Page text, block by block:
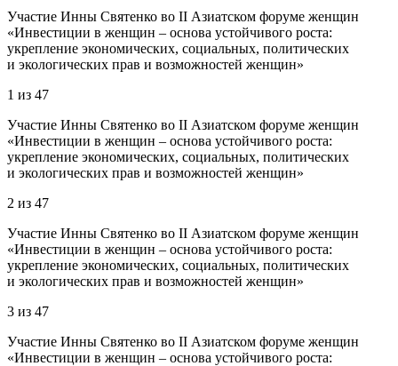
Участие Инны Святенко во II Азиатском форуме женщин
«Инвестиции в женщин – основа устойчивого роста:
укрепление экономических, социальных, политических
и экологических прав и возможностей женщин»
1 из 47
Участие Инны Святенко во II Азиатском форуме женщин
«Инвестиции в женщин – основа устойчивого роста:
укрепление экономических, социальных, политических
и экологических прав и возможностей женщин»
2 из 47
Участие Инны Святенко во II Азиатском форуме женщин
«Инвестиции в женщин – основа устойчивого роста:
укрепление экономических, социальных, политических
и экологических прав и возможностей женщин»
3 из 47
Участие Инны Святенко во II Азиатском форуме женщин
«Инвестиции в женщин – основа устойчивого роста: